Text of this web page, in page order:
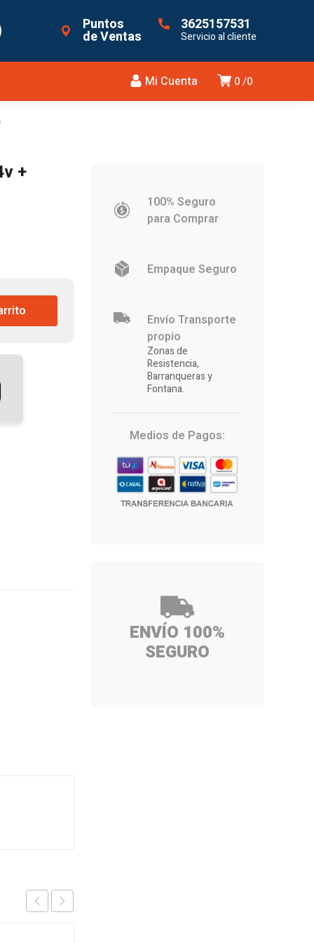
Puntos
de Ventas
3625157531
Servicio al cliente
0 0
Mi Cuenta
+
100% Seguro
para Comprar
Empaque Seguro
Envío Transporte
propio
Zonas de
Resistencia,
Barranqueras y
Fontana.
Medios de Pagos:
ENVÍO 100%
SEGURO